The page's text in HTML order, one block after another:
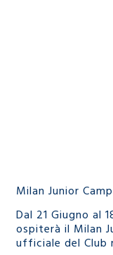
Milan Junior
Dal 21 Giugno al
ospiterà il Milan
ufficiale del Club